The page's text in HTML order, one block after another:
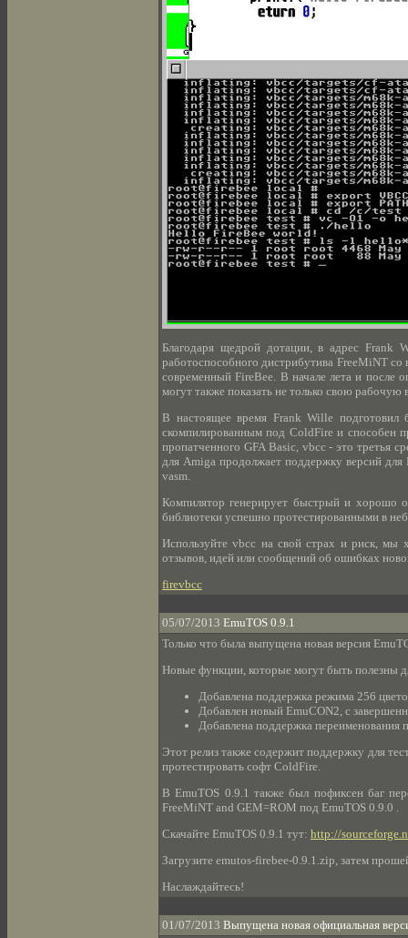
Благодаря щедрой дотации, в адрес Frank
работоспособного дистрибутива FreeMiNT
современный FireBee. В начале лета и после
могут также показать не только свою
В настоящее время Frank Wille подготовил
скомпилированным под ColdFire и способен
пропатченного GFA Basic, vbcc - это третья
для Amiga продолжает поддержку версий
vasm.
Компилятор генерирует быстрый и хорошо
библиотеки успешно протестированными в
Используйте vbcc на свой страх и риск,
отзывов, идей или сообщений об ошибках
firevbcc
05/07/2013 EmuTOS 0.9.1
Только что была выпущена новая версия
Новые функции, которые могут быть полезны
Добавлена поддержка режима 256
Добавлен новый EmuCON2, с
Добавлена поддержка переименования
Этот релиз также содержит поддержку для
протестировать софт ColdFire.
В EmuTOS 0.9.1 также был пофиксен баг
FreeMiNT and GEM=ROM под EmuTOS 0.9.0 .
Скачайте EmuTOS 0.9.1 тут: http://
Загрузите emutos-firebee-0.9.1.zip, затем
Наслаждайтесь!
01/07/2013 Выпущена новая официальная